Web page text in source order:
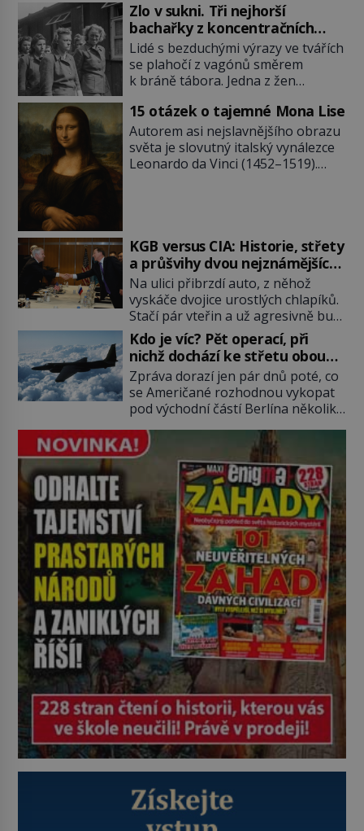
Zlo v sukni. Tři nejhorší
bachařky z koncentračních
táborů
Lidé s bezduchými výrazy ve tvářích
se plahočí z vagónů směrem
k bráně tábora. Jedna z žen
jejich oči se setkají. Místo soucitu
však přichází gesto, které
nebožačku posílá rovnou do
plynové komory. Jména jako Rudolf
15 otázek o tajemné Mona Lise
Autorem asi nejslavnějšího obrazu
světa je slovutný italský vynálezce
Leonardo da Vinci (1452–1519).
pověsil Napoleon? Samotný císař
Napoleon Bonaparte (1769–1821)
má pro malbu slabost, a tak si ji
ještě jako první konzul přemístí do
své ložnice v Tuilerisjkém […]
KGB versus CIA: Historie, střety
a průšvihy dvou nejznámějších
tajných služeb historie
Na ulici přibrzdí auto, z něhož
vyskáče dvojice urostlých chlapíků.
Stačí pár vteřin a už agresivně buší
na dveře. O další okamžik později
vlečou nebožáka do auta, a pak už
ho nikdy nikdo nespatří. Dostal se
totiž do rukou všemocné KGB. Jako
sourozenci, kteří si nemohou přijít
na jméno. Neustále se předhání v
plánování sabotáží, […]
Kdo je víc? Pět operací, při
nichž dochází ke střetu obou
tajných služeb
Zpráva dorazí jen pár dnů poté, co
se Američané rozhodnou vykopat
pod východní částí Berlína několik
na sobě nenechají nic znát a
nechají nepřítele, aby si myslel, že
je přechytračil. Cennou informaci
jim dodá jeden z agentů. Oba
tábory jsou zvyklé působit v pozadí
a podle situace tlačit, jak oni […]